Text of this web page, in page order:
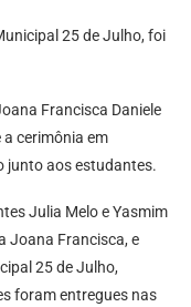
25 de Julho, foi
Francisca Daniele
cerimônia em
junto aos estudantes.
Julia Melo e Yasmim
Joana Francisca, e
25 de Julho,
foram entregues nas